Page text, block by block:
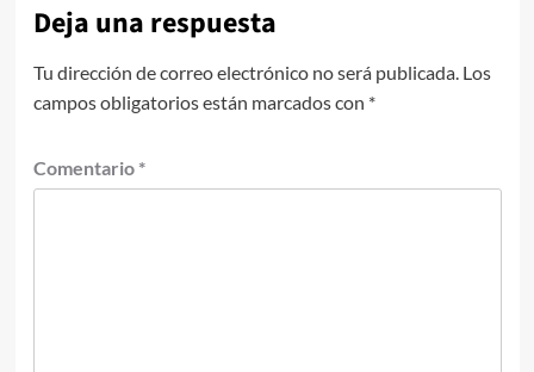
Deja una respuesta
Tu dirección de correo electrónico no será publicada. Los
campos obligatorios están marcados con *
Comentario *